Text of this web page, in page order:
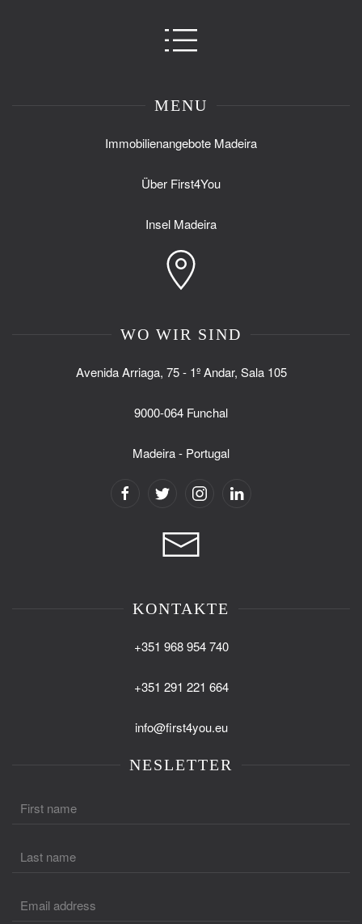
MENU
Immobilienangebote Madeira
Über First4You
Insel Madeira
WO WIR SIND
Avenida Arriaga, 75 - 1º Andar, Sala 105
9000-064 Funchal
Madeira - Portugal
KONTAKTE
+351 968 954 740
+351 291 221 664
info@first4you.eu
NESLETTER